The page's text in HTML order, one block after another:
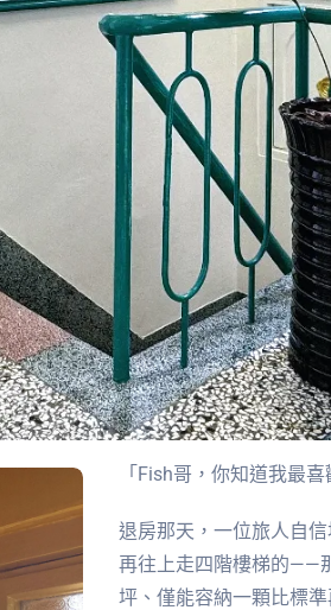
「Fish哥，你知道我最
退房那天，一位旅人自
再往上走四階樓梯的——
坪、僅能容納一顆比標